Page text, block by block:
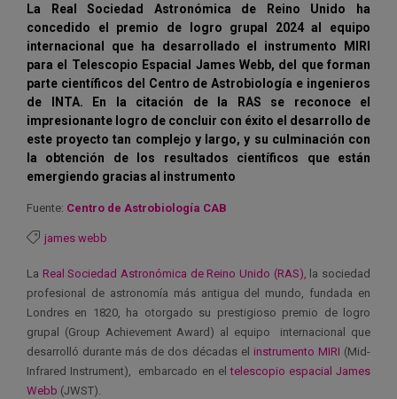
La Real Sociedad Astronómica de Reino Unido ha
concedido el premio de logro grupal 2024 al equipo
internacional que ha desarrollado el instrumento MIRI
para el Telescopio Espacial James Webb, del que forman
parte científicos del Centro de Astrobiología e ingenieros
de INTA. En la citación de la RAS se reconoce el
impresionante logro de concluir con éxito el desarrollo de
este proyecto tan complejo y largo, y su culminación con
la obtención de
los resultados científicos que están
emergiendo gracias al instrumento
Fuente: Centro de Astrobiología CAB
james webb
La Real Sociedad Astronómica de Reino Unido (RAS), la sociedad
profesional de astronomía más antigua del mundo, fundada en
Londres en 1820, ha otorgado su prestigioso premio de logro
grupal (Group Achievement Award) al equipo internacional que
desarrolló durante más de dos décadas el instrumento MIRI (Mid-
Infrared Instrument), embarcado en eltelescopio espacial James
Webb (JWST).